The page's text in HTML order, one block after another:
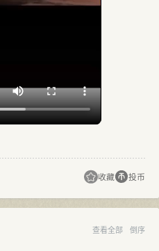
收藏 投币
查看全部 倒序